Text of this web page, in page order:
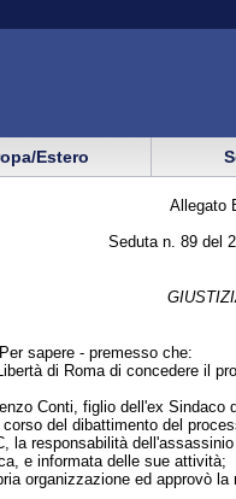
Estero
Allegato
Seduta n. 89 del
sapere - premesso che:
di Roma di concedere il
Conti, figlio dell'ex
del dibattimento del
la responsabilità
e informata delle sue attività;
organizzazione ed approvò